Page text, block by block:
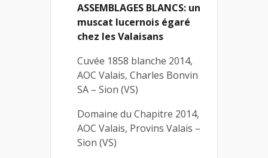
ASSEMBLAGES BLANCS: un
muscat lucernois égaré
chez les Valaisans
Cuvée 1858 blanche 2014,
AOC Valais, Charles Bonvin
SA – Sion (VS)
Domaine du Chapitre 2014,
AOC Valais, Provins Valais –
Sion (VS)